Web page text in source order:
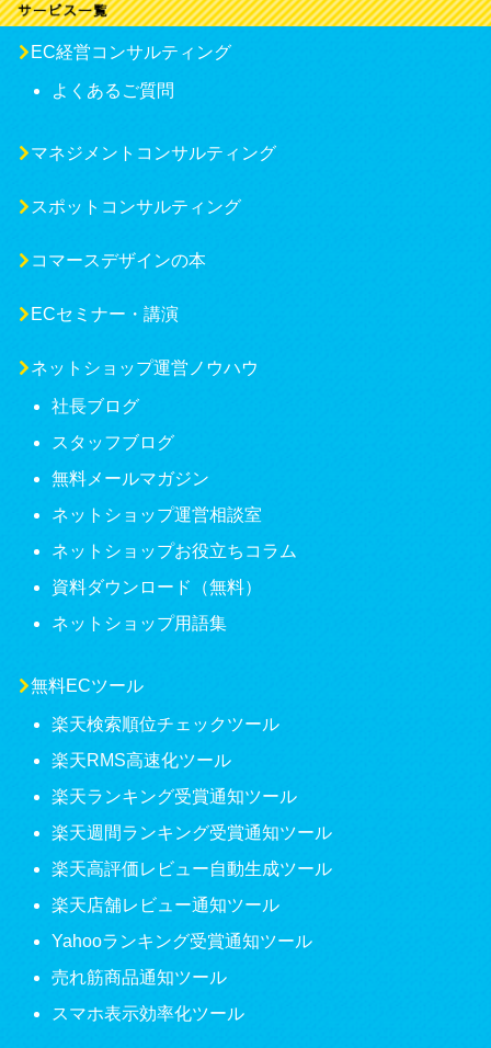
EC経営コンサルティング
よくあるご質問
マネジメントコンサルティング
スポットコンサルティング
コマースデザインの本
ECセミナー・講演
ネットショップ運営ノウハウ
社長ブログ
スタッフブログ
無料メールマガジン
ネットショップ運営相談室
ネットショップお役立ちコラム
資料ダウンロード（無料）
ネットショップ用語集
無料ECツール
楽天検索順位チェックツール
楽天RMS高速化ツール
楽天ランキング受賞通知ツール
楽天週間ランキング受賞通知ツール
楽天高評価レビュー自動生成ツール
楽天店舗レビュー通知ツール
Yahooランキング受賞通知ツール
売れ筋商品通知ツール
スマホ表示効率化ツール